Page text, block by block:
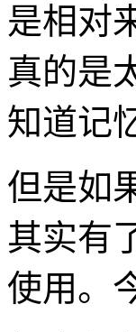
是相对
真的是
知道记
但是如
其实有
使用。